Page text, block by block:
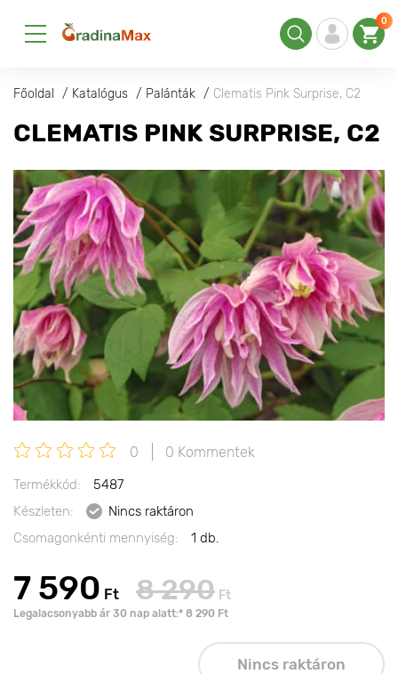
0
Főoldal Katalógus Palánták Clematis Pink Surprise, С2
CLEMATIS PINK SURPRISE, С2
0 0 Kommentek
Termékkód:
5487
Készleten:
Nincs raktáron
Csomagonkénti mennyiség:
1 db.
7 590 Ft 8 290 Ft
Legalacsonyabb ár 30 nap alatt:* 8 290 Ft
Nincs raktáron